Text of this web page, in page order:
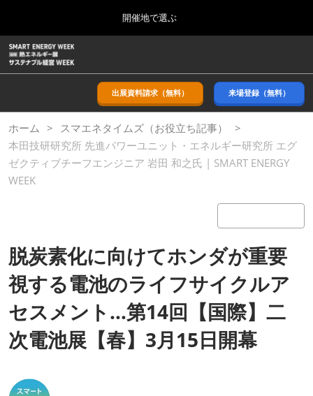
ッ
プ
し
進
む
to
close
the
開催地で選ぶ
2026年09月09日
幕張メッセ/Makuhari Messe, Japan
3月_春展
2027年03月24日
東京ビッグサイト/Tokyo Big Sight
ー
バ
ル
ナ
ビ
ー
シ
た
む
出展資料請求（無料） 来場登録（無料）
ホーム
スマエネタイムズ（お役立ち記事）
本田技研研究所 先進パワーユニット・エネルギー研究所 エグ
ゼクティブチーフエンジニア 岩田 和之氏 | SMART ENERGY
WEEK
脱炭素化に向けてホンダが重要
視する電池のライフサイクルア
セスメント…第14回【国際】二
次電池展【春】3月15日開幕